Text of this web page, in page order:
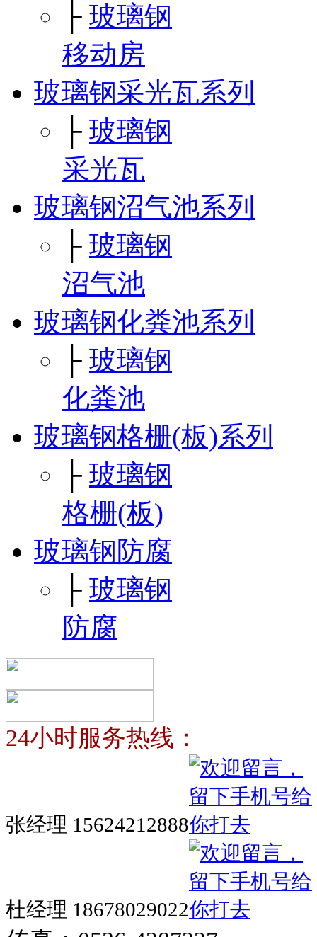
├ 玻璃钢
移动房
玻璃钢采光瓦系列
├ 玻璃钢
采光瓦
玻璃钢沼气池系列
├ 玻璃钢
沼气池
玻璃钢化粪池系列
├ 玻璃钢
化粪池
玻璃钢格栅(板)系列
├ 玻璃钢
格栅(板)
玻璃钢防腐
├ 玻璃钢
防腐
24小时服务热线：
张经理 15624212888
杜经理 18678029022